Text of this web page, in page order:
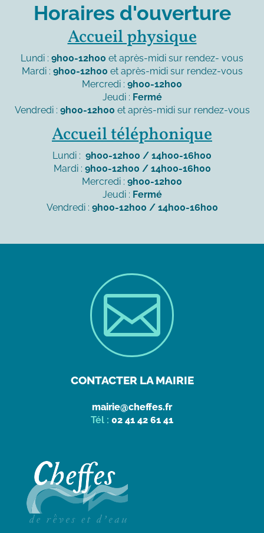
Horaires d'ouverture
Accueil physique
Lundi : 9h00-12h00 et après-midi sur rendez- vous
Mardi : 9h00-12h00 et après-midi sur rendez-vous
Mercredi : 9h00-12h00
Jeudi : Fermé
Vendredi : 9h00-12h00 et après-midi sur rendez-vous
Accueil téléphonique
Lundi : 9h00-12h00 / 14h00-16h00
Mardi : 9h00-12h00 / 14h00-16h00
Mercredi : 9h00-12h00
Jeudi : Fermé
Vendredi : 9h00-12h00 / 14h00-16h00

CONTACTER LA MAIRIE
mairie@cheffes.fr
Tél : 02 41 42 61 41